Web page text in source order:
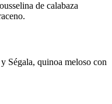
de calabaza
Ségala, quinoa meloso con